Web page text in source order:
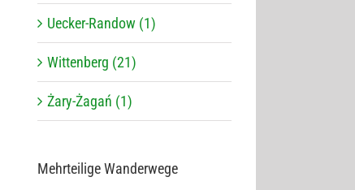
Uecker-Randow (1)
Wittenberg (21)
Żary-Żagań (1)
Mehr­tei­lige Wanderwege